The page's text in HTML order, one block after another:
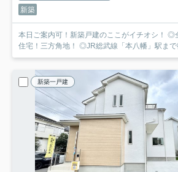
新築
本日ご案内可！新築戸建のここがイチオシ！ ◎
住宅！三方角地！ ◎JR総武線「本八幡」駅まで
新築一戸建